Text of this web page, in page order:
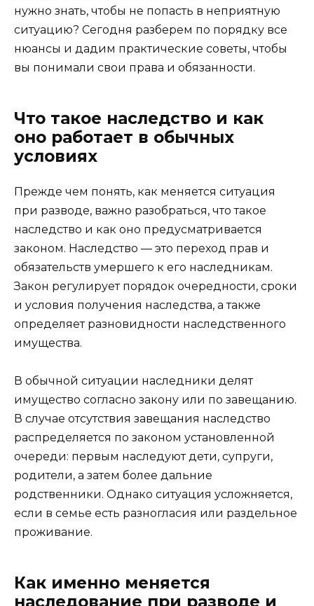
нужно знать, чтобы не попасть в неприятную
ситуацию? Сегодня разберем по порядку все
нюансы и дадим практические советы, чтобы
вы понимали свои права и обязанности.
Что такое наследство и как
оно работает в обычных
условиях
Прежде чем понять, как меняется ситуация
при разводе, важно разобраться, что такое
наследство и как оно предусматривается
законом. Наследство — это переход прав и
обязательств умершего к его наследникам.
Закон регулирует порядок очередности, сроки
и условия получения наследства, а также
определяет разновидности наследственного
имущества.
В обычной ситуации наследники делят
имущество согласно закону или по завещанию.
В случае отсутствия завещания наследство
распределяется по законом установленной
очереди: первым наследуют дети, супруги,
родители, а затем более дальние
родственники. Однако ситуация усложняется,
если в семье есть разногласия или раздельное
проживание.
Как именно меняется
наследование при разводе и